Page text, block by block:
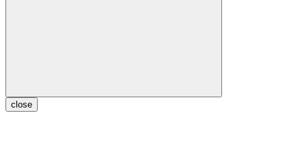
close